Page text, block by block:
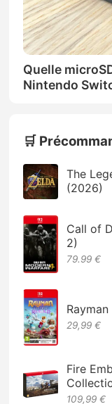
Quelle
Nintendo
🛒
The
(2026)
Call of
2)
79.99 €
29,99 €
Fire
109,99 €